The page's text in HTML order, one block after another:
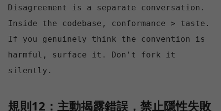
Disagreement is a separate conversation.
Inside the codebase, conformance > taste.
If you genuinely think the convention is
harmful, surface it. Don't fork it
規則12：主動揭露錯誤，禁止隱性失敗